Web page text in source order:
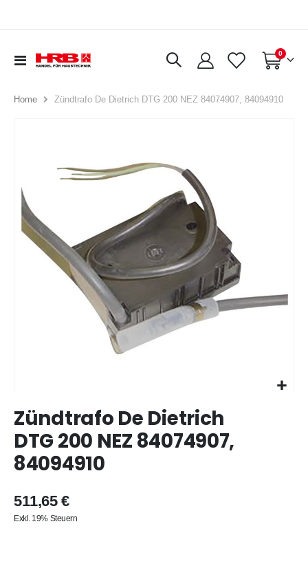
Navigation
Warenkorb
0Artikel
Home Zündtrafo De Dietrich DTG 200 NEZ 84074907, 84094910
Bildergalerie
Anfang
Bildergalerie
springen
Zündtrafo De Dietrich
DTG 200 NEZ 84074907,
84094910
511,65 €
Exkl. 19% Steuern